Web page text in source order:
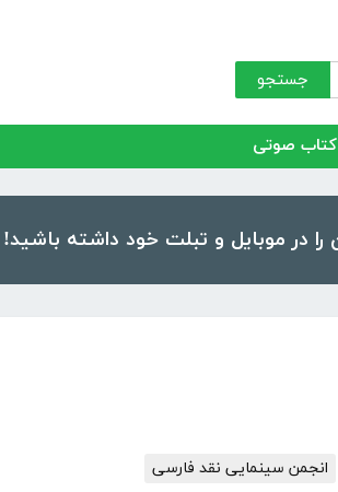
جستجو
کتاب صوتی
انجمن سینمایی نقد فارسی